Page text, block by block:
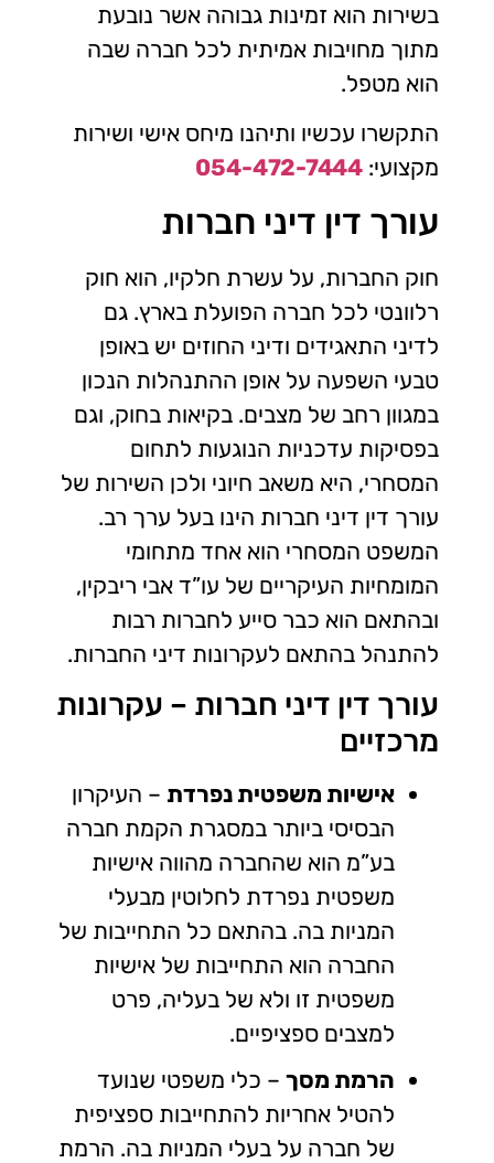
בשירות הוא זמינות גבוהה אשר נובעת
מתוך מחויבות אמיתית לכל חברה שבה
הוא מטפל.
התקשרו עכשיו ותיהנו מיחס אישי ושירות
מקצועי: 054-472-7444
עורך דין דיני חברות
חוק החברות, על עשרת חלקיו, הוא חוק
רלוונטי לכל חברה הפועלת בארץ. גם
לדיני התאגידים ודיני החוזים יש באופן
טבעי השפעה על אופן ההתנהלות הנכון
במגוון רחב של מצבים. בקיאות בחוק, וגם
בפסיקות עדכניות הנוגעות לתחום
המסחרי, היא משאב חיוני ולכן השירות של
עורך דין דיני חברות הינו בעל ערך רב.
המשפט המסחרי הוא אחד מתחומי
המומחיות העיקריים של עו”ד אבי ריבקין,
ובהתאם הוא כבר סייע לחברות רבות
להתנהל בהתאם לעקרונות דיני החברות.
עורך דין דיני חברות – עקרונות
מרכזיים
אישיות משפטית נפרדת – העיקרון
הבסיסי ביותר במסגרת הקמת חברה
בע”מ הוא שהחברה מהווה אישיות
משפטית נפרדת לחלוטין מבעלי
המניות בה. בהתאם כל התחייבות של
החברה הוא התחייבות של אישיות
משפטית זו ולא של בעליה, פרט
למצבים ספציפיים.
הרמת מסך – כלי משפטי שנועד
להטיל אחריות להתחייבות ספציפית
של חברה על בעלי המניות בה. הרמת